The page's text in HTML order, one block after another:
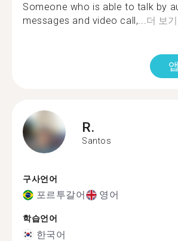
Someone who is able to talk by
messages and video call,... 더 보기
R.
Santos
구사언어
포르투갈어 영어
학습언어
한국어